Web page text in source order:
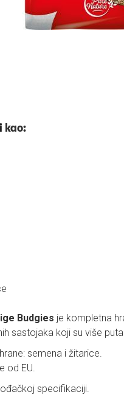
kao:
Budgies je kompletna
sastojaka koji su više
semena i žitarice.
od EU.
specifikaciji.